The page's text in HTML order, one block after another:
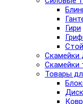
Гири
Скамейки
Скамейки
Товары